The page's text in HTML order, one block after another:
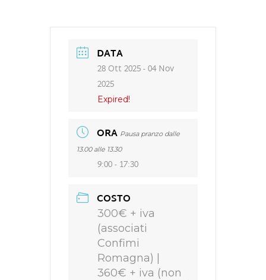
DATA
28 Ott 2025- 04 Nov
2025
Expired!
ORA Pausa pranzo dalle
13.00 alle 13.30
9:00 - 17:30
COSTO
300€ + iva
(associati
Confimi
Romagna) |
360€ + iva (non